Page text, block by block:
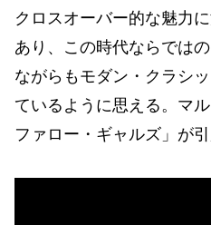
クロスオーバー的な魅力
あり、この時代ならでは
ながらもモダン・クラシ
ているように思える。マ
ファロー・ギャルズ」が